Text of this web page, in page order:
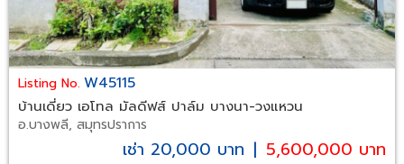
Listing No. W45115
บ้านเดี่ยว เอโทล มัลดีฟส์ ปาล์ม บางนา-วงแหวน
อ.บางพลี, สมุทรปราการ
5,600,000 บาท
|
เช่า 20,000 บาท